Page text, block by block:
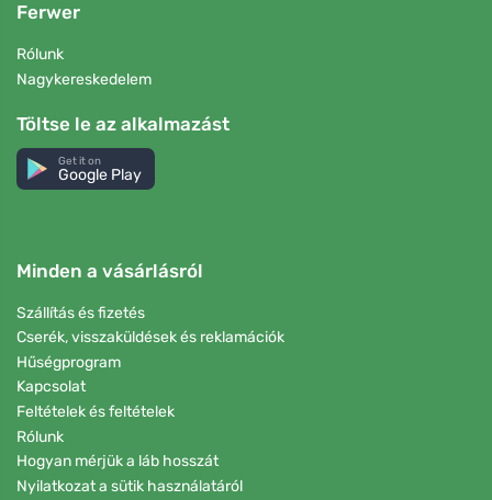
Ferwer
Rólunk
Nagykereskedelem
Töltse le az alkalmazást
Get it on
Google Play
Minden a vásárlásról
Szállítás és fizetés
Cserék, visszaküldések és reklamációk
Hűségprogram
Kapcsolat
Feltételek és feltételek
Rólunk
Hogyan mérjük a láb hosszát
Nyilatkozat a sütik használatáról